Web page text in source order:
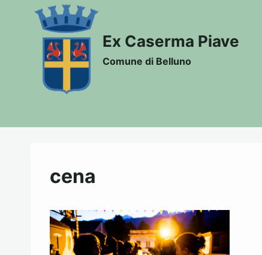
contenuto
Ex Caserma Piave
Comune di Belluno
cena